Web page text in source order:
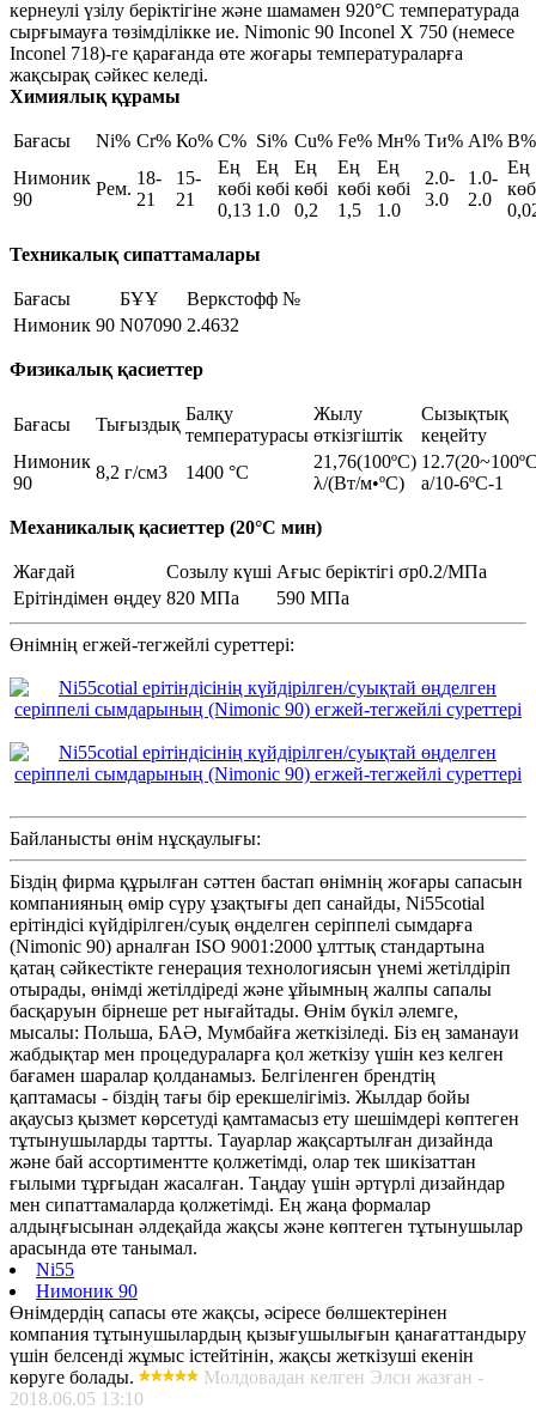
кернеулі үзілу беріктігіне және шамамен 920°C температурада
сырғымауға төзімділікке ие. Nimonic 90 Inconel X 750 (немесе
Inconel 718)-ге қарағанда өте жоғары температураларға
жақсырақ сәйкес келеді.
Химиялық құрамы
Бағасы Ni% Cr% Ко% C% Si% Cu% Fe% Мн% Ти% Al% B%
Нимоник
90
Рем.
18-
21
15-
21
Ең
көбі
0,13
Ең
көбі
1.0
Ең
көбі
0,2
Ең
көбі
1,5
Ең
көбі
1.0
2.0-
3.0
1.0-
2.0
Ең
Техникалық сипаттамалары
Бағасы БҰҰ
Веркстофф №
Нимоник 90 N07090 2.4632
Физикалық қасиеттер
Бағасы Тығыздық
Балқу
температурасы
Жылу
өткізгіштік
Сызықтық
кеңейту
Нимоник
90
8,2 г/см3 1400 °C
21,76(100ºC)
λ/(Вт/м•ºC)
a/10-6ºC-1
Механикалық қасиеттер (20°C мин)
Жағдай Созылу күші Ағыс беріктігі σp0.2/МПа
Ерітіндімен өңдеу 820 МПа 590 МПа
Өнімнің егжей-тегжейлі суреттері:
Байланысты өнім нұсқаулығы:
Біздің фирма құрылған сәттен бастап өнімнің жоғары сапасын
компанияның өмір сүру ұзақтығы деп санайды, Ni55cotial
ерітіндісі күйдірілген/суық өңделген серіппелі сымдарға
(Nimonic 90) арналған ISO 9001:2000 ұлттық стандартына
қатаң сәйкестікте генерация технологиясын үнемі жетілдіріп
отырады, өнімді жетілдіреді және ұйымның жалпы сапалы
басқаруын бірнеше рет нығайтады. Өнім бүкіл әлемге,
мысалы: Польша, БАӘ, Мумбайға жеткізіледі. Біз ең заманауи
жабдықтар мен процедураларға қол жеткізу үшін кез келген
бағамен шаралар қолданамыз. Белгіленген брендтің
қаптамасы - біздің тағы бір ерекшелігіміз. Жылдар бойы
ақаусыз қызмет көрсетуді қамтамасыз ету шешімдері көптеген
тұтынушыларды тартты. Тауарлар жақсартылған дизайнда
және бай ассортиментте қолжетімді, олар тек шикізаттан
ғылыми тұрғыдан жасалған. Таңдау үшін әртүрлі дизайндар
мен сипаттамаларда қолжетімді. Ең жаңа формалар
алдыңғысынан әлдеқайда жақсы және көптеген тұтынушылар
арасында өте танымал.
Ni55
Нимоник 90
Өнімдердің сапасы өте жақсы, әсіресе бөлшектерінен
компания тұтынушылардың қызығушылығын қанағаттандыру
үшін белсенді жұмыс істейтінін, жақсы жеткізуші екенін
көруге болады.
Молдовадан келген Элси жазған -
2018.06.05 13:10